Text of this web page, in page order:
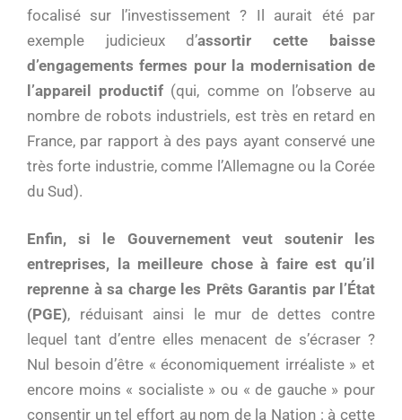
focalisé sur l’investissement ? Il aurait été par
exemple judicieux d’assortir cette baisse
d’engagements fermes pour la modernisation de
l’appareil productif (qui, comme on l’observe au
nombre de robots industriels, est très en retard en
France, par rapport à des pays ayant conservé une
très forte industrie, comme l’Allemagne ou la Corée
du Sud).
Enfin, si le Gouvernement veut soutenir les
entreprises, la meilleure chose à faire est qu’il
reprenne à sa charge les Prêts Garantis par l’État
(PGE), réduisant ainsi le mur de dettes contre
lequel tant d’entre elles menacent de s’écraser ?
Nul besoin d’être « économiquement irréaliste » et
encore moins « socialiste » ou « de gauche » pour
consentir un tel effort au nom de la Nation : à cette